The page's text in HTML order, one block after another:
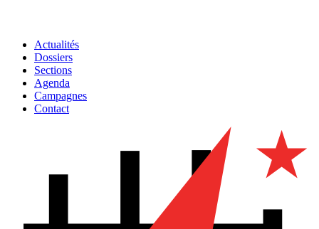
Actualités
Dossiers
Sections
Agenda
Campagnes
Contact